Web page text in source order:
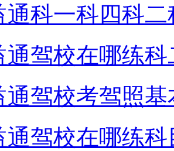
通科一科四科
通驾校在哪练科
通驾校考驾照基
通驾校在哪练科